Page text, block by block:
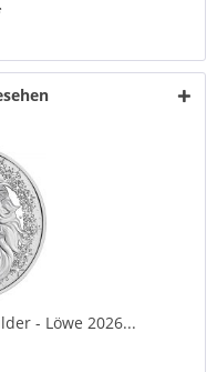
- Löwe 2026...